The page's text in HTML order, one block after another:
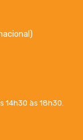
14h30 às 18h30.